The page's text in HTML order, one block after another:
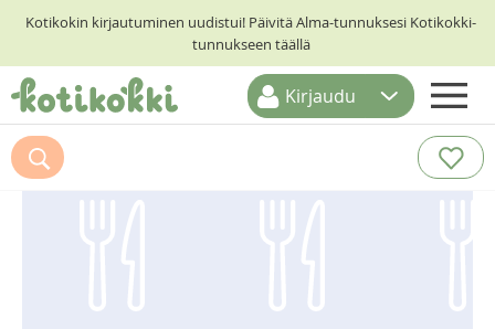
Kotikokin kirjautuminen uudistui! Päivitä Alma-tunnuksesi Kotikokki-
tunnukseen täällä
ETUSIVU
RESEPTIHAKU
Kirjaudu
Suosittelemme myös